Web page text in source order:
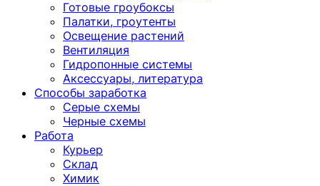
Готовые гроубоксы
Палатки, гроутенты
Освещение растений
Вентиляция
Гидропонные системы
Аксессуары, литература
Способы заработка
Серые схемы
Черные схемы
Работа
Курьер
Склад
Химик